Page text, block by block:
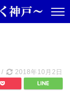
/ 2018年10月2日